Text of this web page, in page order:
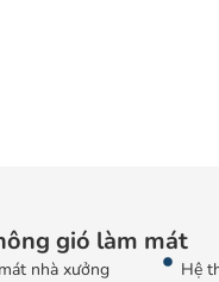
gió làm mát
nhà xưởng
Hệ